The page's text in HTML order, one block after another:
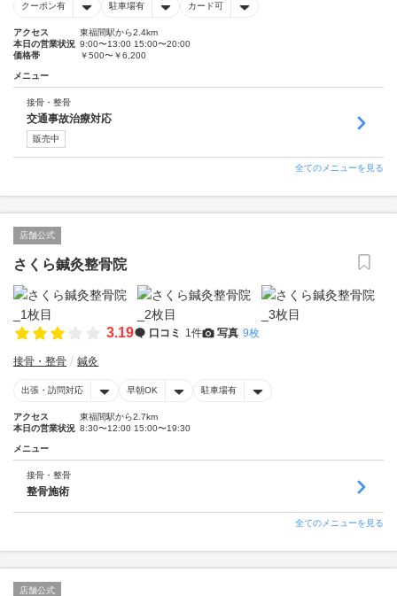
クーポン有 駐車場有 カード可
アクセス
東福間駅から2.4km
本日の営業状況 9:00〜13:00 15:00〜20:00
価格帯
￥500〜￥6,200
メニュー
接骨・整骨
交通事故治療対応
販売中
全てのメニューを見る
店舗公式
さくら鍼灸整骨院
3.19 口コミ 1件 写真 9枚
接骨・整骨 鍼灸
出張・訪問対応 早朝OK 駐車場有
アクセス
東福間駅から2.7km
本日の営業状況 8:30〜12:00 15:00〜19:30
メニュー
接骨・整骨
整骨施術
全てのメニューを見る
店舗公式